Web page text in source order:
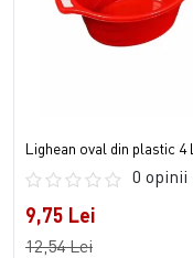
Lighean oval din plastic 4 L
0 opinii
9,75 Lei
12,54 Lei